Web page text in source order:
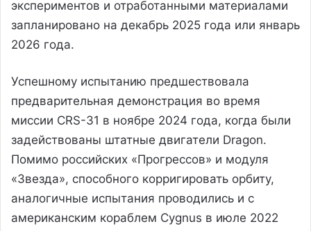
экспериментов и отработанными материалами
запланировано на декабрь 2025 года или январь
2026 года.
Успешному испытанию предшествовала
предварительная демонстрация во время
миссии CRS-31 в ноябре 2024 года, когда были
задействованы штатные двигатели Dragon.
Помимо российских «Прогрессов» и модуля
«Звезда», способного корригировать орбиту,
аналогичные испытания проводились и с
американским кораблем Cygnus в июле 2022